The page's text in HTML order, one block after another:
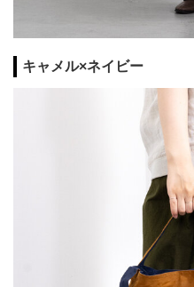
キャメル×ネイビー